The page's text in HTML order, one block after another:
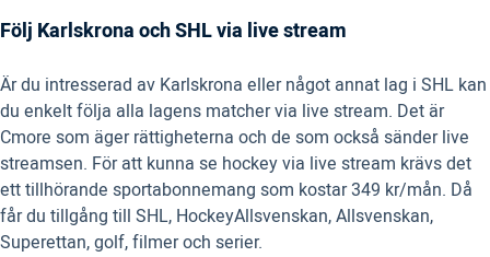
Följ Karlskrona och SHL via live stream
Är du intresserad av Karlskrona eller något annat lag i SHL kan
du enkelt följa alla lagens matcher via live stream. Det är
Cmore som äger rättigheterna och de som också sänder live
streamsen. För att kunna se hockey via live stream krävs det
ett tillhörande sportabonnemang som kostar 349 kr/mån. Då
får du tillgång till SHL, HockeyAllsvenskan, Allsvenskan,
Superettan, golf, filmer och serier.